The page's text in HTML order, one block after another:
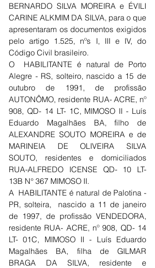
BERNARDO SILVA MOREIRA e ÉVILI
CARINE ALKMIM DA SILVA, para o que
apresentaram os documentos exigidos
pelo artigo 1.525, nºs I, III e IV, do
Código Civil brasileiro.
O  HABILITANTE é natural de Porto
Alegre - RS, solteiro, nascido a 15 de
outubro de 1991, de profissão
AUTONÔMO, residente RUA- ACRE, nº
908, QD- 14 LT- 1C, MIMOSO II - Luís
Eduardo Magalhães BA, filho de
ALEXANDRE SOUTO MOREIRA e de
MARINEIA DE OLIVEIRA SILVA
SOUTO, residentes e domiciliados
RUA-ALFREDO ICENSE QD- 10 LT-
13B N° 367 MIMOSO II.
A  HABILITANTE é natural de Palotina -
PR, solteira,  nascido a 11 de janeiro
de 1997, de profissão VENDEDORA,
residente RUA- ACRE, nº 908, QD- 14
LT- 01C, MIMOSO II - Luís Eduardo
Magalhães BA, filha de GILMAR
BRAGA DA SILVA, residente e